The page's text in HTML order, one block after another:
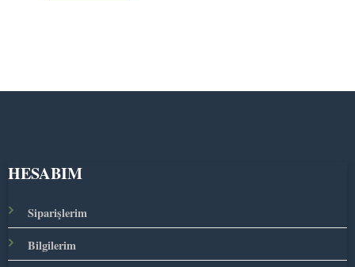
HESABIM
Siparişlerim
Bilgilerim